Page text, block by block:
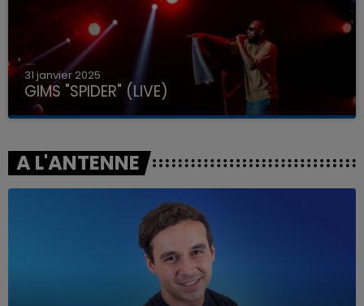
31 janvier 2025
GIMS "SPIDER" (LIVE)
A L'ANTENNE